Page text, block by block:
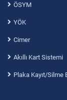
ÖSYM
YÖK
Cimer
Akıllı Kart Sistemi
Plaka Kayıt/Silme